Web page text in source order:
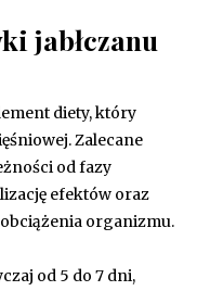
jabłczanu
diety, który
Zalecane
od fazy
efektów oraz
organizmu.
od 5 do 7 dni,